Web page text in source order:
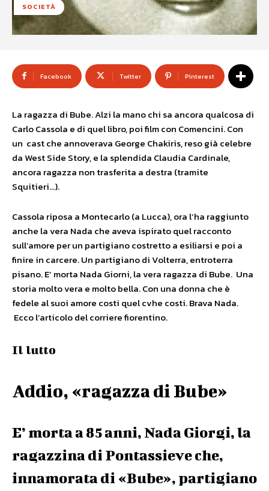
SOCIETÀ
Facebook Twitter Pinterest
La ragazza di Bube. Alzi la mano chi sa ancora qualcosa di
Carlo Cassola e di quel libro, poi film con Comencini. Con
un cast che annoverava George Chakiris, reso già celebre
da West Side Story, e la splendida Claudia Cardinale,
ancora ragazza non trasferita a destra (tramite
Squitieri…).
Cassola riposa a Montecarlo (a Lucca), ora l’ha raggiunto
anche la vera Nada che aveva ispirato quel racconto
sull’amore per un partigiano costretto a esiliarsi e poi a
finire in carcere. Un partigiano di Volterra, entroterra
pisano. E’ morta Nada Giorni, la vera ragazza di Bube. Una
storia molto vera e molto bella. Con una donna che è
fedele al suoi amore costi quel cvhe costi. Brava Nada.
Ecco l’articolo del corriere fiorentino.
Il lutto
Addio, «ragazza di Bube»
E’ morta a 85 anni, Nada Giorgi, la
ragazzina di Pontassieve che,
innamorata di «Bube», partigiano